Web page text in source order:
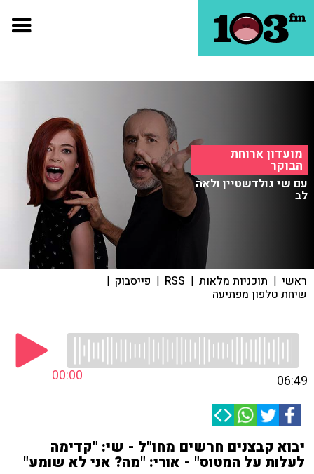
מועדון ארוחת
הבוקר
עם שי גולדשטיין ולאה
לב
ראשי | תוכניות מלאות |
RSS
| פייסבוק |
שיחת טלפון מפתיעה
00:00 06:49
יבוא קבצנים חרשים מחו"ל - שי: "קדימה
לעלות על המטוס" - אורי: "מה? אני לא שומע"